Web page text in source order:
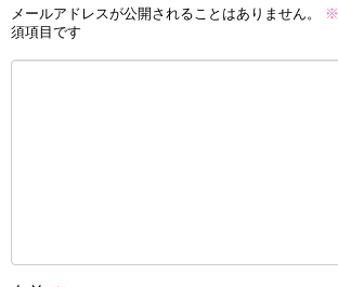
メールアドレスが公開されることはありません。 ※
須項目です